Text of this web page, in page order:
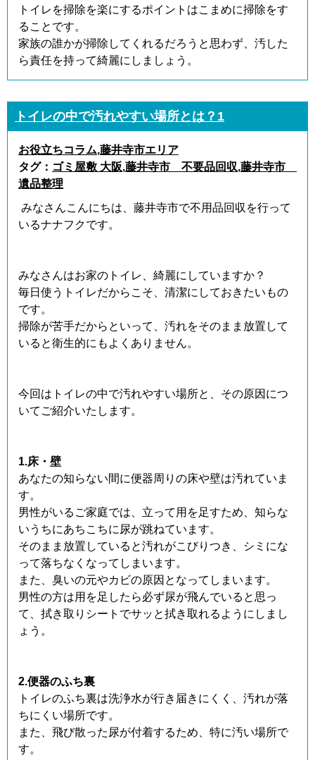
トイレを掃除を楽にするポイントはこまめに掃除をす
ることです。
家族の誰かが掃除してくれるだろうと思わず、汚した
ら責任を持って綺麗にしましょう。
トイレの中で汚れやすい場所とは？1
お役立ちコラム,藤井寺市エリア
タグ： ゴミ屋敷 大阪,藤井寺市 不要品回収,藤井寺市
遺品整理
みなさんこんにちは、藤井寺市で不用品回収を行って
いるナナフクです。
みなさんはお家のトイレ、綺麗にしていますか？
毎日使うトイレだからこそ、清潔にしておきたいもの
です。
掃除が苦手だからといって、汚れをそのまま放置して
いると衛生的にもよくありません。
今回はトイレの中で汚れやすい場所と、その原因につ
いてご紹介いたします。
1.床・壁
あなたの知らない間に便器周りの床や壁は汚れていま
す。
男性がいるご家庭では、立って用を足すため、知らな
いうちにあちこちに尿が跳ねています。
そのまま放置していると汚れがこびりつき、シミにな
って落ちなくなってしまいます。
また、臭いの元やカビの原因となってしまいます。
男性の方は用を足したら必ず尿が飛んでいると思っ
て、拭き取りシートでサッと拭き取れるようにしまし
ょう。
2.便器のふち裏
トイレのふち裏は洗浄水が行き届きにくく、汚れが落
ちにくい場所です。
また、飛び散った尿が付着するため、特に汚い場所で
す。